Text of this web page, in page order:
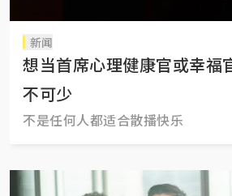
新闻
想当首席心理健康官或幸福
不可少
不是任何人都适合散播快乐